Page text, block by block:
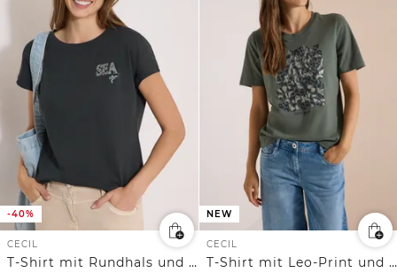
-40%
CECIL
T-Shirt mit Rundhals und Embroidery
NEW
CECIL
T-Shirt mit Leo-Print und Foliendetails